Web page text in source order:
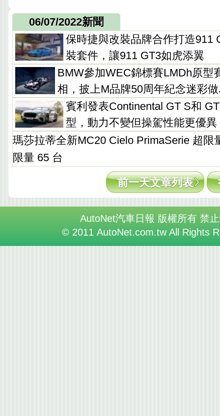
06/07/2022新聞
保時捷與改裝品牌合作打造911
裝套件，讓911 GT3如虎添翼
BMW參加WEC錦標賽LMDh原型
相，披上M品牌50周年紀念迷彩
賓利發表Continental GT S和
型，動力不變但操駕性能更優異
瑪莎拉蒂全新MC20 Cielo PrimaSerie 超限
限量 65 台
前一天文章列表
AutoNet汽車日報 版權所有 禁
© 2011 AutoNet.com.tw All Rights